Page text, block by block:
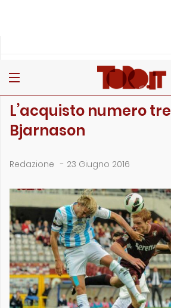
L’acquisto numero
Bjarnason
Redazione - 23 Giugno 2016